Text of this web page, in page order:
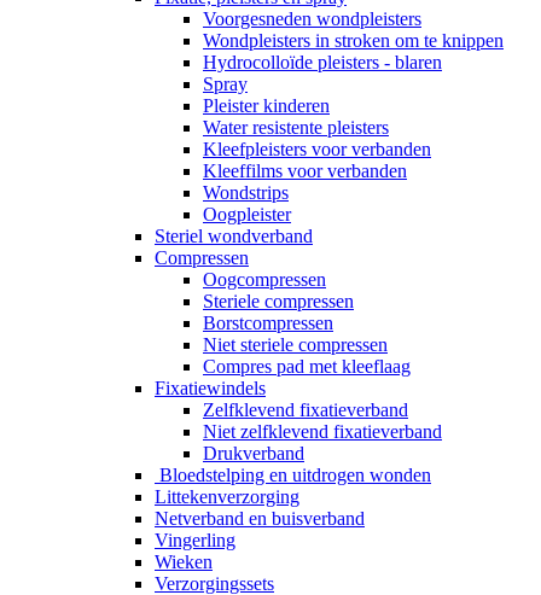
Voorgesneden wondpleisters
Wondpleisters in stroken om te knippen
Hydrocolloïde pleisters - blaren
Spray
Pleister kinderen
Water resistente pleisters
Kleefpleisters voor verbanden
Kleeffilms voor verbanden
Wondstrips
Oogpleister
Steriel wondverband
Compressen
Oogcompressen
Steriele compressen
Borstcompressen
Niet steriele compressen
Compres pad met kleeflaag
Fixatiewindels
Zelfklevend fixatieverband
Niet zelfklevend fixatieverband
Drukverband
Bloedstelping en uitdrogen wonden
Littekenverzorging
Netverband en buisverband
Vingerling
Wieken
Verzorgingssets